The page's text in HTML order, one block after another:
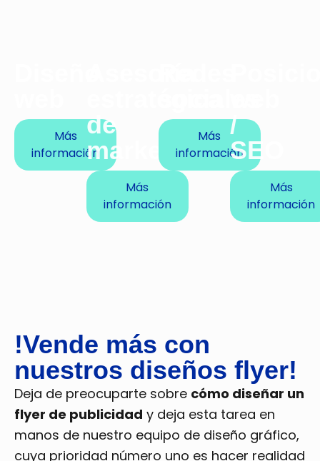
Más
información
de
marketing
Más
información
Más
información
/
SEO
Más
información
!Vende más con
nuestros diseños flyer!
Deja de preocuparte sobre cómo diseñar un
flyer de publicidad y deja esta tarea en
manos de nuestro equipo de diseño gráfico,
cuya prioridad número uno es hacer realidad